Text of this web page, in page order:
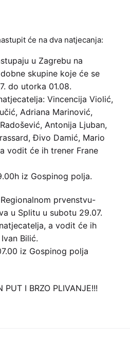
će na dva natjecanja:
u Zagrebu na
skupine koje će se
do utorka 01.08.
Vincencija Violić,
Adriana Marinović,
Antonija Ljuban,
Đivo Damić, Mario
vodit će ih trener Frane
iz Gospinog polja.
prvenstvu-
u Splitu u subotu 29.07.
a vodit će ih
Bilić.
iz Gospinog polja
PUT I BRZO PLIVANJE!!!